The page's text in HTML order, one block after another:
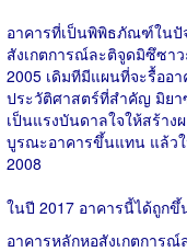
อาคารที่เป็นพิพิธภัณฑ์ในปั
สังเกตการณ์ละติจูดมิซึซา
2005 เดิมทีมีแผนที่จะรื้ออ
ประวัติศาสตร์ที่สำคัญ มิยา
เป็นแรงบันดาลใจให้สร้า
บูรณะอาคารขึ้นแทน แล้ว
2008
ในปี 2017 อาคารนี้ได้ถูก
อาคารหลักหอสังเกตการณ์